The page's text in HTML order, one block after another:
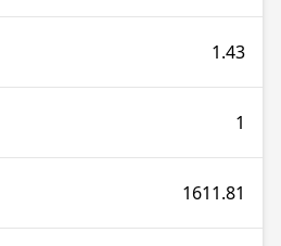
1.43
1
1611.81